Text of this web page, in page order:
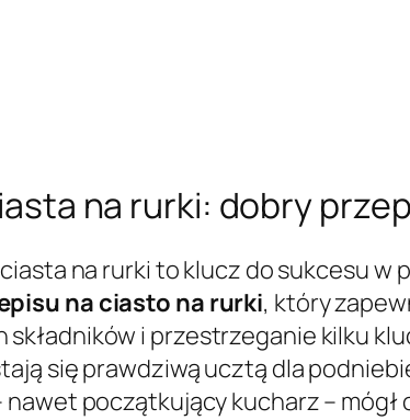
na rurki: dobry
na rurki to klucz do sukcesu
na ciasto na rurki, który
i przestrzeganie kilku
się prawdziwą ucztą dla
nawet początkujący kucharz –